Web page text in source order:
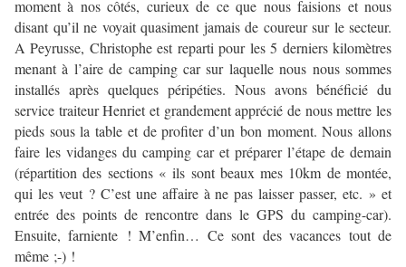
moment à nos côtés, curieux de ce que nous faisions et nous
disant qu’il ne voyait quasiment jamais de coureur sur le secteur.
A Peyrusse, Christophe est reparti pour les 5 derniers kilomètres
menant à l’aire de camping car sur laquelle nous nous sommes
installés après quelques péripéties. Nous avons bénéficié du
service traiteur Henriet et grandement apprécié de nous mettre les
pieds sous la table et de profiter d’un bon moment. Nous allons
faire les vidanges du camping car et préparer l’étape de demain
(répartition des sections « ils sont beaux mes 10km de montée,
qui les veut ? C’est une affaire à ne pas laisser passer, etc. » et
entrée des points de rencontre dans le GPS du camping-car).
Ensuite, farniente ! M’enfin… Ce sont des vacances tout de
même ;-) !